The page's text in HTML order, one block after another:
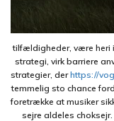
tilfældigheder, være heri
strategi, virk barriere
strategier, derhttps://
temmelig sto chance
foretrække at musiker
sejre aldeles